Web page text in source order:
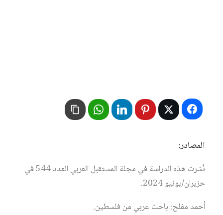
المصادر:
نُشرت هذه الدراسة في مجلة المستقبل العربي العدد 544 في
حزيران/يونيو 2024.
أحمد مفلح: باحث عربي من فلسطين.